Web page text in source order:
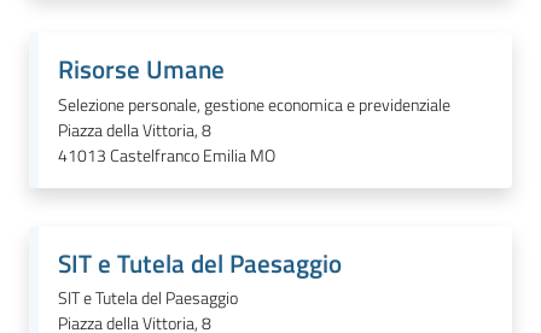
Risorse Umane
Selezione personale, gestione economica e previdenziale
Piazza della Vittoria, 8
41013Castelfranco Emilia MO
SIT e Tutela del Paesaggio
SIT e Tutela del Paesaggio
Piazza della Vittoria, 8